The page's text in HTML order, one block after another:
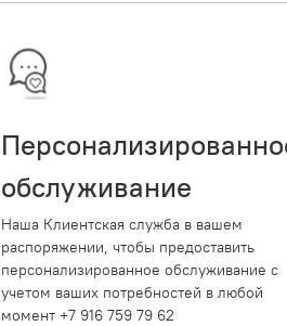
обслуживание
Наша Клиентская служба в вашем
распоряжении, чтобы предоставить
персонализированное обслуживание с
учетом ваших потребностей в любой
момент +7 916 759 79 62